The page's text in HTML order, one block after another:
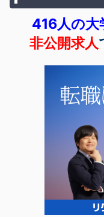
416人の大
非公開求人